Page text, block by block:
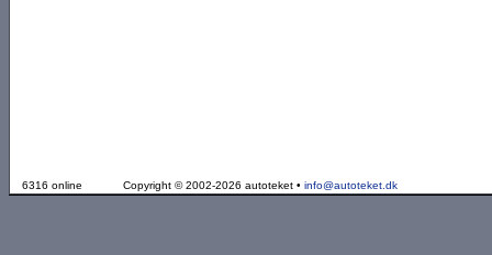
6316 online Copyright © 2002-2026 autoteket • info@autoteket.dk